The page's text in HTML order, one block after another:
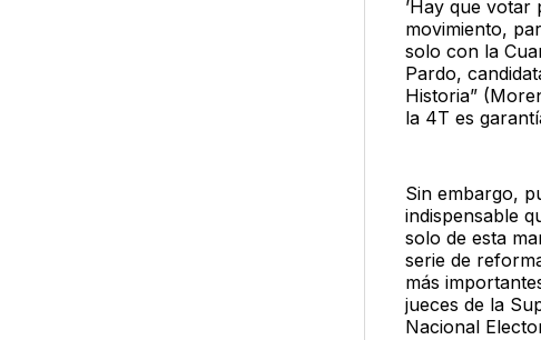
’Hay que
movimiento,
solo con la
Pardo,
Historia”
la 4T es
Sin embargo,
indispensable
solo de esta
serie de
más
jueces de la
Nacional